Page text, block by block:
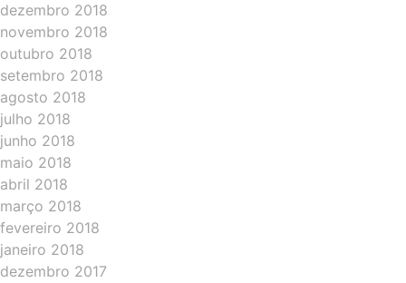
dezembro 2018
novembro 2018
outubro 2018
setembro 2018
agosto 2018
julho 2018
junho 2018
maio 2018
abril 2018
março 2018
fevereiro 2018
janeiro 2018
dezembro 2017